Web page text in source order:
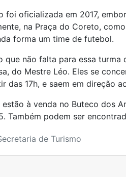
foi oficializada em 2017,
na Praça do Coreto,
forma um time de futebol.
que não falta para essa
do Mestre Léo. Eles se
das 17h, e saem em direção
estão à venda no Buteco dos
Também podem ser
de Turismo